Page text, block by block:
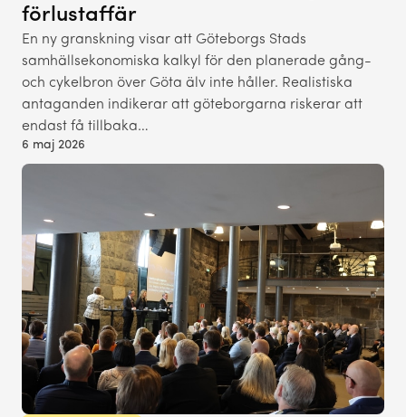
förlustaffär
En ny granskning visar att Göteborgs Stads
samhällsekonomiska kalkyl för den planerade gång-
och cykelbron över Göta älv inte håller. Realistiska
antaganden indikerar att göteborgarna riskerar att
endast få tillbaka…
6 maj 2026